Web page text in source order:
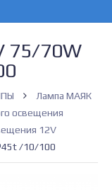
75/70W
Лампа МАЯК
освещения
12V
/10/100